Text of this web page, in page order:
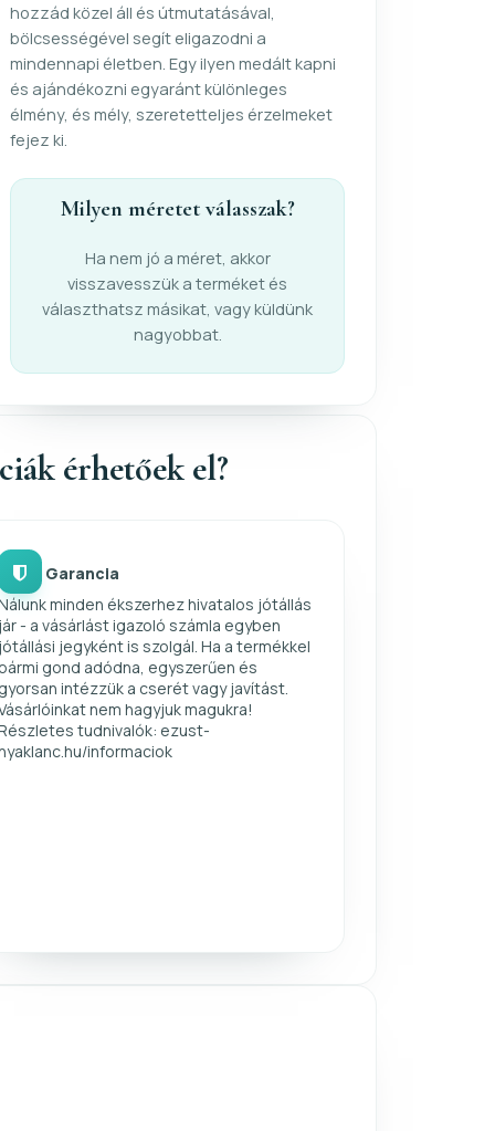
hozzád közel áll és útmutatásával,
bölcsességével segít eligazodni a
mindennapi életben. Egy ilyen medált kapni
és ajándékozni egyaránt különleges
élmény, és mély, szeretetteljes érzelmeket
fejez ki.
Milyen méretet válasszak?
Ha nem jó a méret, akkor
visszavesszük a terméket és
választhatsz másikat, vagy küldünk
nagyobbat.
érhetőek el?
Garancia
minden ékszerhez hivatalos jótállás
- a vásárlást igazoló számla egyben
jegyként is szolgál. Ha a termékkel
gond adódna, egyszerűen és
intézzük a cserét vagy javítást.
nem hagyjuk magukra!
tudnivalók: ezust-
informaciok